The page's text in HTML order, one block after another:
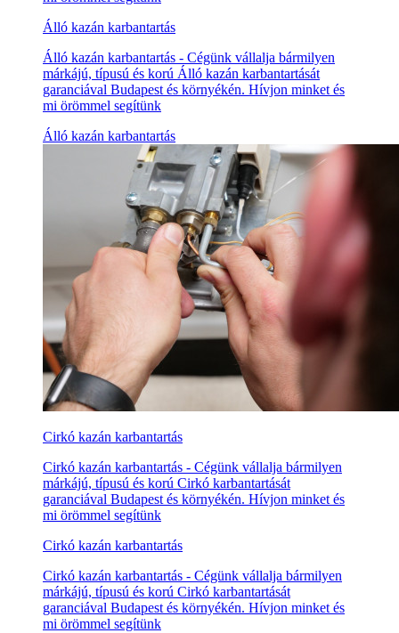
Álló kazán karbantartás
Álló kazán karbantartás - Cégünk vállalja bármilyen
márkájú, típusú és korú Álló kazán karbantartását
garanciával Budapest és környékén. Hívjon minket és
mi örömmel segítünk
Álló kazán karbantartás
Cirkó kazán karbantartás
Cirkó kazán karbantartás - Cégünk vállalja bármilyen
márkájú, típusú és korú Cirkó karbantartását
garanciával Budapest és környékén. Hívjon minket és
mi örömmel segítünk
Cirkó kazán karbantartás
Cirkó kazán karbantartás - Cégünk vállalja bármilyen
márkájú, típusú és korú Cirkó karbantartását
garanciával Budapest és környékén. Hívjon minket és
mi örömmel segítünk